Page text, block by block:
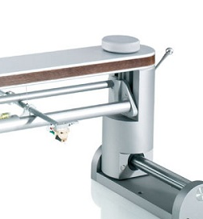
преобразователи, накопители и др.